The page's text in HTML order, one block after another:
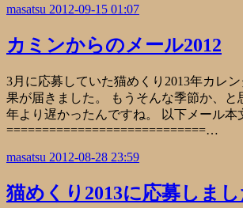
masatsu 2012-09-15 01:07
カミンからのメール2012
3月に応募していた猫めくり2013年カレ
果が届きました。 もうそんな季節か、と
年より遅かったんですね。 以下メール本
============================…
masatsu 2012-08-28 23:59
猫めくり2013に応募しまし